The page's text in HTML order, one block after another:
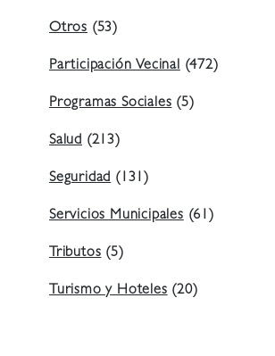
Otros (53)
Participación Vecinal (472)
Programas Sociales (5)
Salud (213)
Seguridad (131)
Servicios Municipales (61)
Tributos (5)
Turismo y Hoteles (20)